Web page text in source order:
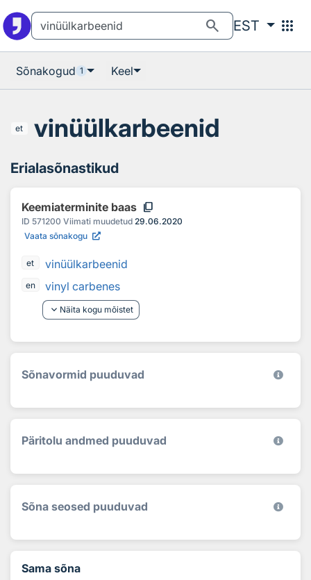
search EST apps
Sõnakogud 1 Keel
et vinüülkarbeenid
Erialasõnastikud
Keemiaterminite baas content_copy
ID 571200 Viimati muudetud 29.06.2020
Vaata sõnakogu
et vinüülkarbeenid
en
vinyl carbenes
keyboard_arrow_down Näita kogu mõistet
Sõnavormid puuduvad
Päritolu andmed puuduvad
Sõna seosed puuduvad
Sama sõna